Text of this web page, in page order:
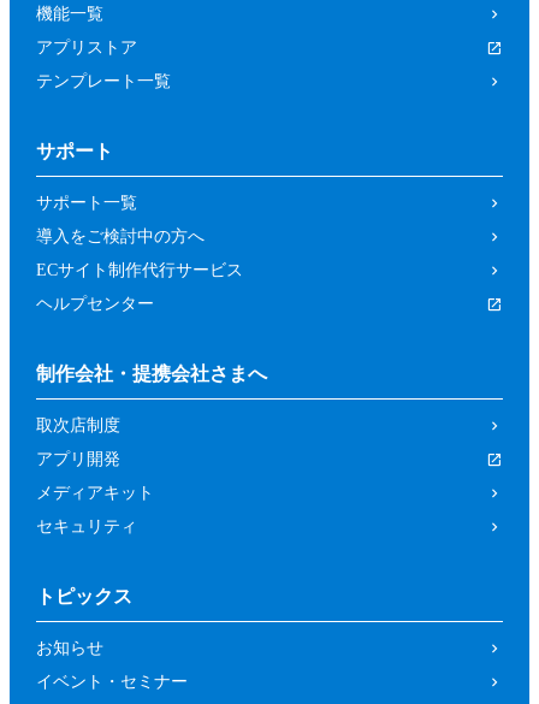
機能一覧
アプリストア
テンプレート一覧
サポート
サポート一覧
導入をご検討中の方へ
ECサイト制作代行サービス
ヘルプセンター
制作会社・提携会社さまへ
取次店制度
アプリ開発
メディアキット
セキュリティ
トピックス
お知らせ
イベント・セミナー